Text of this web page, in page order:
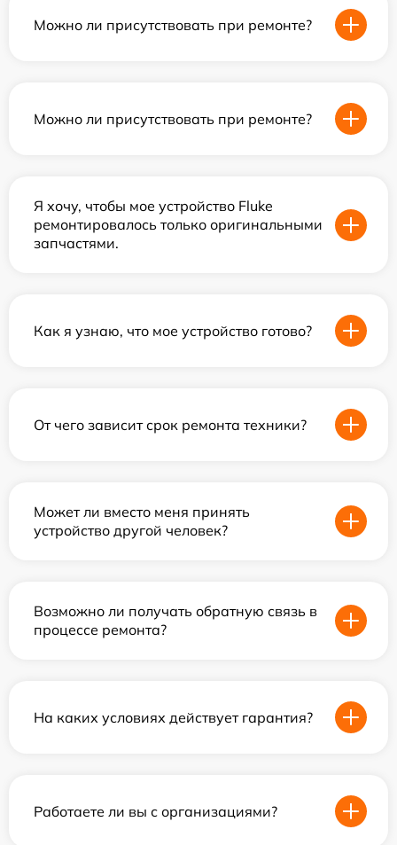
Можно ли присутствовать при ремонте?
Можно ли присутствовать при ремонте?
Я хочу, чтобы мое устройство Fluke
ремонтировалось только оригинальными
запчастями.
Как я узнаю, что мое устройство готово?
От чего зависит срок ремонта техники?
Может ли вместо меня принять
устройство другой человек?
Возможно ли получать обратную связь в
процессе ремонта?
На каких условиях действует гарантия?
Работаете ли вы с организациями?